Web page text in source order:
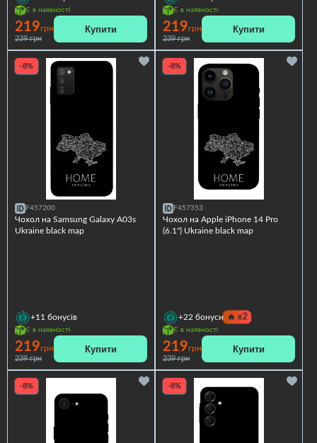
Є в наявності
219грн
239 грн
Купити
Є в наявності
219грн
239 грн
Купити
-8%
F457200
Чохол на Samsung Galaxy A03s
Ukraine black map
+11 бонусів
Є в наявності
219грн
239 грн
Купити
-8%
F457353
Чохол на Apple iPhone 14 Pro
(6.1") Ukraine black map
+22 бонуси 🔥x2
Є в наявності
219грн
239 грн
Купити
-8% -8%